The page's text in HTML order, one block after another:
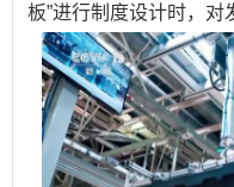
板”进行制度设计时，对